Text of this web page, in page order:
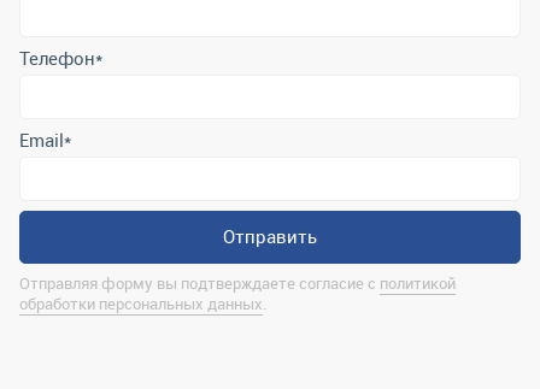
Отправляя форму вы подтверждаете согласие с
Контактная информация
marina@uralrsmiass.ru